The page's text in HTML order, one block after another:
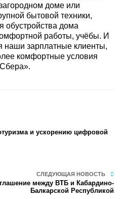
доме или
бытовой техники,
обустройства дома
работы, учёбы. И
наши зарплатные клиенты,
комфортные условия
и ускорению цифровой
СЛЕДУЮЩАЯ НОВОСТЬ
между ВТБ и Кабардино-
Балкарской Республикой